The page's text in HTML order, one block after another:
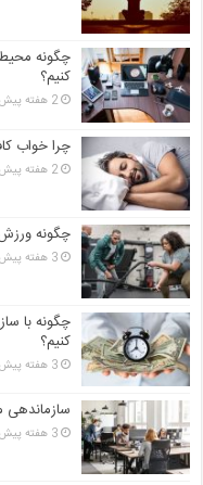
چگونه محیط
کنیم؟
2 هفته پیش
چرا خواب
2 هفته پیش
چگونه
3 هفته پیش
چگونه با
کنیم؟
3 هفته پیش
3 هفته پیش